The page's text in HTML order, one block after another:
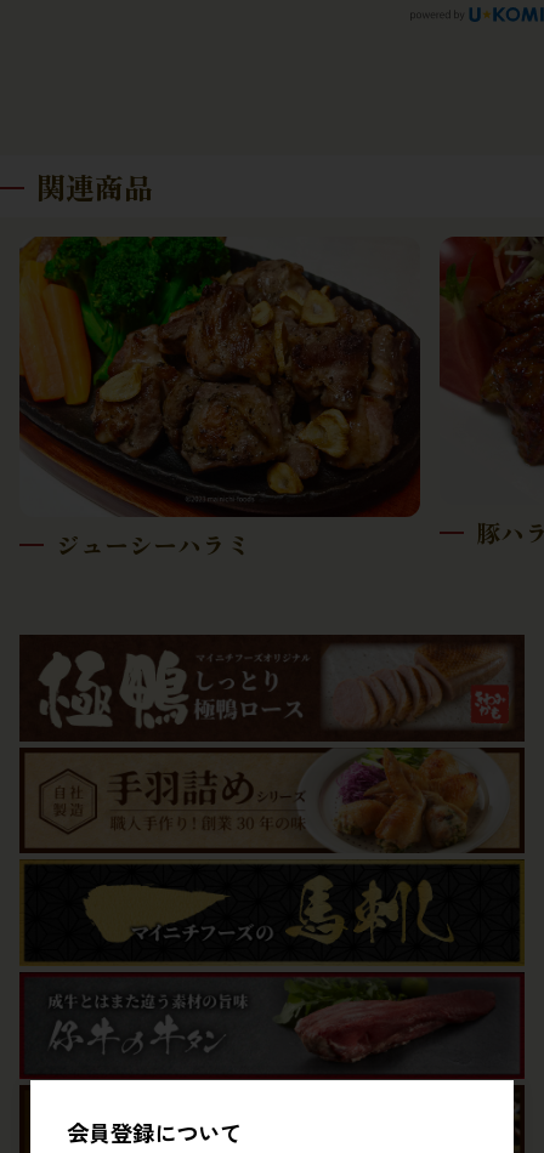
関連商品
ジューシーハラミ 豚ハ
会員登録について